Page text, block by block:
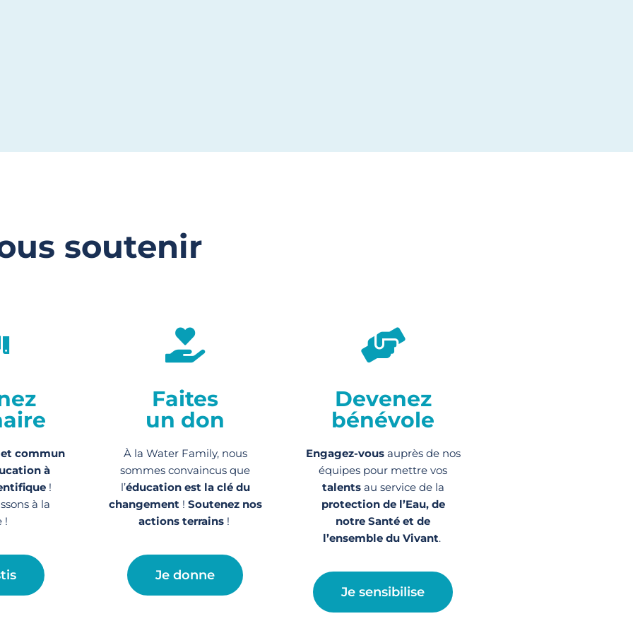
soutenir
commun
à
!
à la
!
Faites
un don
À la Water Family, nous
sommes convaincus que
l’éducation est la clé du
changement! Soutenez nos
actions terrains!
Je donne
Devenez
bénévole
Engagez-vousauprès de nos
équipes pour mettre vos
talentsau service de la
protection de l’Eau, de
notre Santé et de
l’ensemble du Vivant.
Je sensibilise